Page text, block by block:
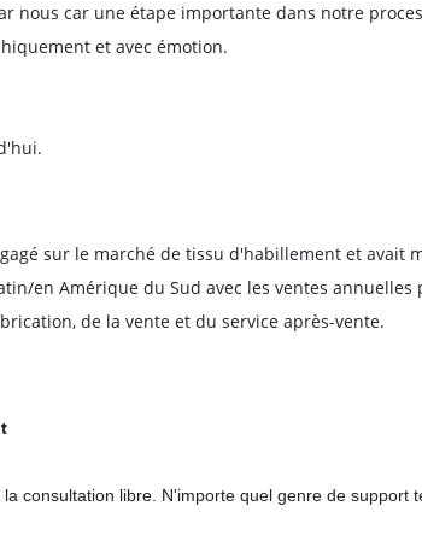
nous car une étape importante dans notre
et avec émotion.
sur le marché de tissu d'habillement et
en Amérique du Sud avec les ventes
de la vente et du service après-vente.
consultation libre. N'importe quel genre de support